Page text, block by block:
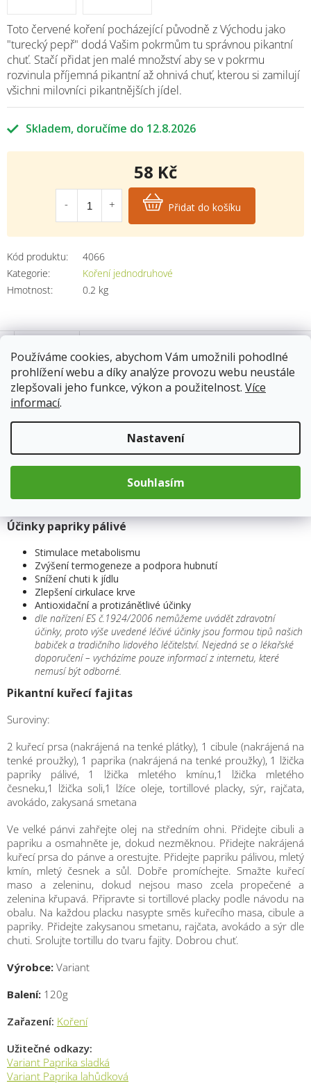
Používáme cookies, abychom Vám umožnili pohodlné
prohlížení webu a díky analýze provozu webu neustále
zlepšovali jeho funkce, výkon a použitelnost. Více
informací.
Nastavení
Souhlasím
Skladem 12.8.2026
Toto červené koření pocházející původně z Východu jako
"turecký pepř" dodá Vašim pokrmům tu správnou pikantní
chuť. Stačí přidat jen malé množství aby se v pokrmu
rozvinula příjemná pikantní až ohnivá chuť, kterou si zamilují
všichni milovníci pikantnějších jídel.
Kód produktu:
4066
Kategorie:
Koření jednodruhové
Hmotnost: 0.2 kg
58 Kč
Měrná
cena:
Přidat do košíku
Složení papriky pálivé
Paprika pálivá
Použití papriky pálivé
Pálivou paprikou lze skvěle doplnit omáčky a marinády na maso,
Skvěle doplní chuť guláše, grilovaného masa, či
pikantních omáček a dipů.
Účinky papriky pálivé
Stimulace metabolismu
Zvýšení termogeneze a podpora hubnutí
Snížení chuti k jídlu
Zlepšení cirkulace krve
Antioxidační a protizánětlivé účinky
dle nařízení ES č.1924/2006 nemůžeme uvádět zdravotní
účinky, proto výše uvedené léčivé účinky jsou formou tipů našich
babiček a tradičního lidového léčitelství. Nejedná se o lékařské
doporučení – vycházíme pouze informací z internetu, které
nemusí být odborné.
Pikantní kuřecí fajitas
Suroviny:
2 kuřecí prsa (nakrájená na tenké plátky), 1 cibule (nakrájená na
tenké proužky), 1 paprika (nakrájená na tenké proužky), 1 lžička
papriky pálivé, 1 lžička mletého kmínu,1 lžička mletého
česneku,1 lžička soli,1 lžíce oleje, tortillové placky, sýr, rajčata,
avokádo, zakysaná smetana
Ve velké pánvi zahřejte olej na středním ohni. Přidejte cibuli a
papriku a osmahněte je, dokud nezměknou. Přidejte nakrájená
kuřecí prsa do pánve a orestujte. Přidejte papriku pálivou, mletý
kmín, mletý česnek a sůl. Dobře promíchejte. Smažte kuřecí
maso a zeleninu, dokud nejsou maso zcela propečené a
zelenina křupavá. Připravte si tortillové placky podle návodu na
obalu. Na každou placku nasypte směs kuřecího masa, cibule a
papriky. Přidejte zakysanou smetanu, rajčata, avokádo a sýr dle
chuti. Srolujte tortillu do tvaru fajity. Dobrou chuť.
Výrobce: Variant
Balení: 120g
Zařazení: Koření
Užitečné odkazy:
Variant Paprika sladká
Variant Paprika lahůdková